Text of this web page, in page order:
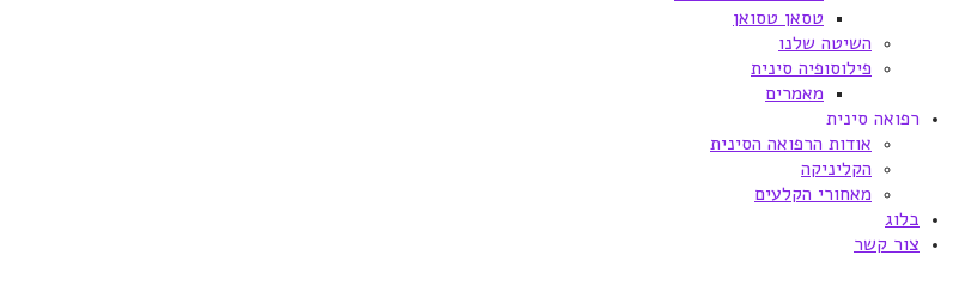
טסאן טסואן
השיטה שלנו
פילוסופיה סינית
מאמרים
רפואה סינית
אודות הרפואה הסינית
הקליניקה
מאחורי הקלעים
בלוג
צור קשר